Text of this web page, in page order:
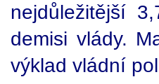
nejdůležitější
demisi vlády.
výklad vládní